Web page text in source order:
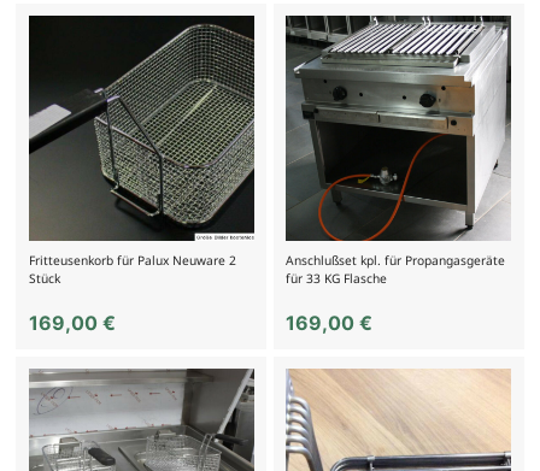
Fritteusenkorb für Palux Neuware 2
Stück
169,00 €
Anschlußset kpl. für Propangasgeräte
für 33 KG Flasche
169,00€